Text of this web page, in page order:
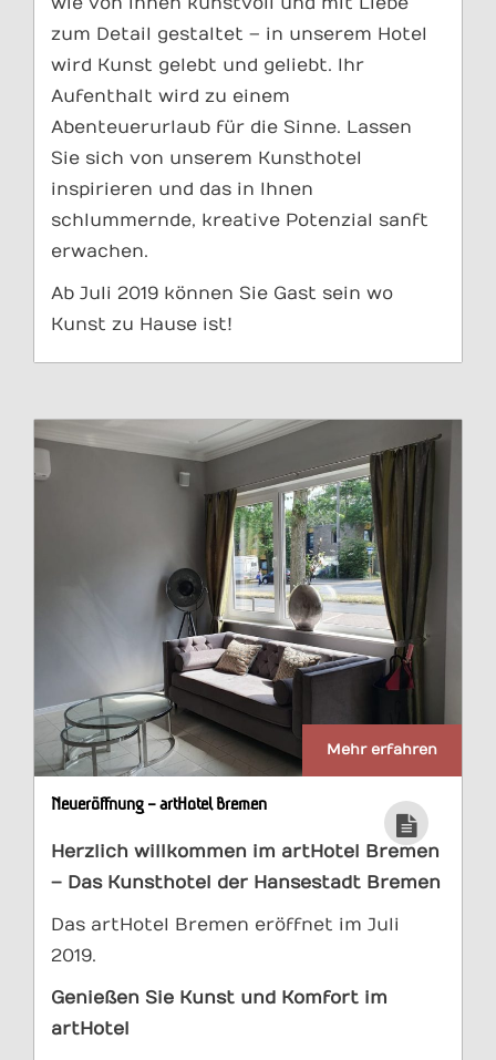
zum Detail gestaltet – in unserem Hotel
wird Kunst gelebt und geliebt. Ihr
Aufenthalt wird zu einem
Abenteuerurlaub für die Sinne. Lassen
Sie sich von unserem Kunsthotel
inspirieren und das in Ihnen
schlummernde, kreative Potenzial sanft
erwachen.
Ab Juli 2019 können Sie Gast sein wo
Kunst zu Hause ist!
Mehr erfahren
Neueröffnung – artHotel Bremen
Herzlich willkommen im artHotel Bremen
– Das Kunsthotel der Hansestadt Bremen
Das artHotel Bremen eröffnet im Juli
2019.
Genießen Sie Kunst und Komfort im
artHotel